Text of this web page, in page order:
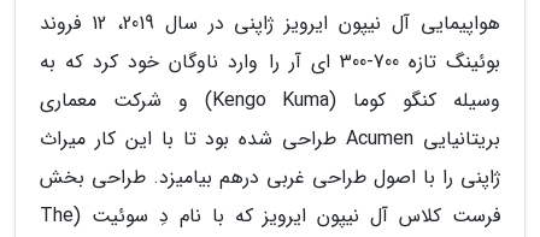
هواپیمایی آل نیپون ایرویز ژاپنی در سال 2019، 12 فروند
بوئینگ تازه 700-300 ای آر را وارد ناوگان خود کرد که به
وسیله کنگو کوما (Kengo Kuma) و شرکت معماری
بریتانیایی Acumen طراحی شده بود تا با این کار میراث
ژاپنی را با اصول طراحی غربی درهم بیامیزد. طراحی بخش
فرست کلاس آل نیپون ایرویز که با نام دِ سوئیت (The